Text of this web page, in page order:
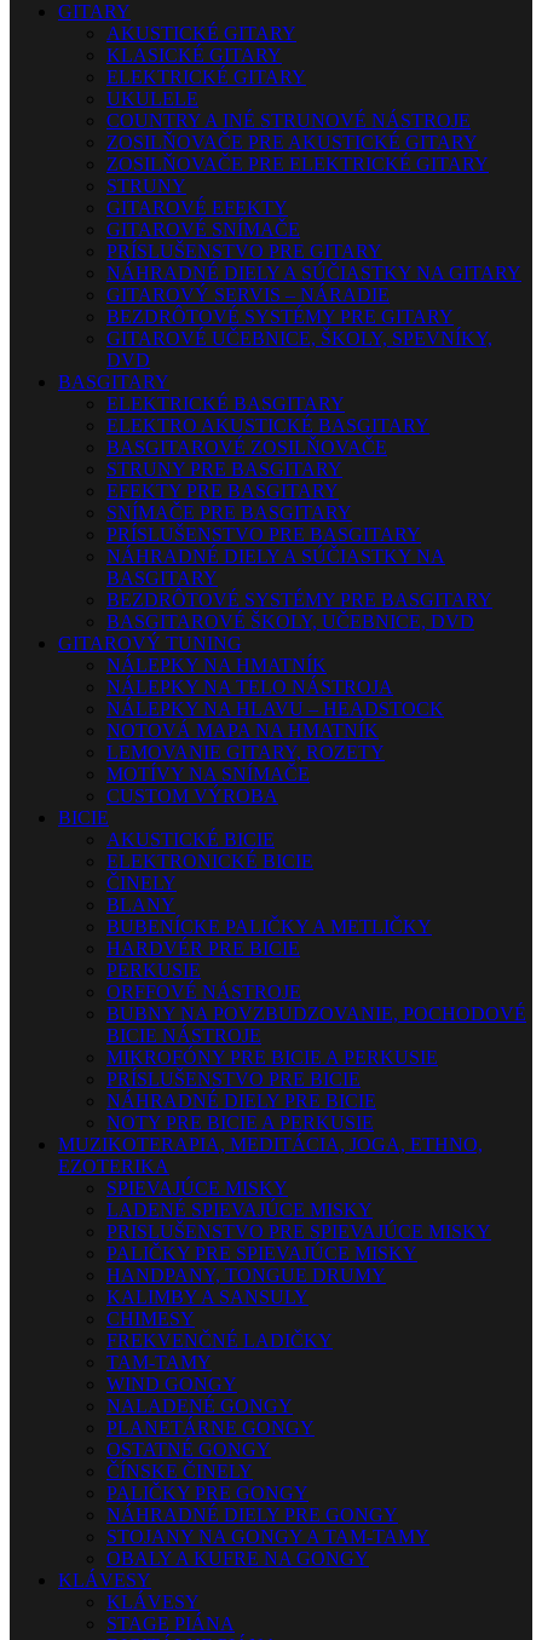
GITARY
AKUSTICKÉ GITARY
KLASICKÉ GITARY
ELEKTRICKÉ GITARY
UKULELE
COUNTRY A INÉ STRUNOVÉ NÁSTROJE
ZOSILŇOVAČE PRE AKUSTICKÉ GITARY
ZOSILŇOVAČE PRE ELEKTRICKÉ GITARY
STRUNY
GITAROVÉ EFEKTY
GITAROVÉ SNÍMAČE
PRÍSLUŠENSTVO PRE GITARY
NÁHRADNÉ DIELY A SÚČIASTKY NA GITARY
GITAROVÝ SERVIS – NÁRADIE
BEZDRÔTOVÉ SYSTÉMY PRE GITARY
GITAROVÉ UČEBNICE, ŠKOLY, SPEVNÍKY,
DVD
BASGITARY
ELEKTRICKÉ BASGITARY
ELEKTRO AKUSTICKÉ BASGITARY
BASGITAROVÉ ZOSILŇOVAČE
STRUNY PRE BASGITARY
EFEKTY PRE BASGITARY
SNÍMAČE PRE BASGITARY
PRÍSLUŠENSTVO PRE BASGITARY
NÁHRADNÉ DIELY A SÚČIASTKY NA
BASGITARY
BEZDRÔTOVÉ SYSTÉMY PRE BASGITARY
BASGITAROVÉ ŠKOLY, UČEBNICE, DVD
GITAROVÝ TUNING
NÁLEPKY NA HMATNÍK
NÁLEPKY NA TELO NÁSTROJA
NÁLEPKY NA HLAVU – HEADSTOCK
NOTOVÁ MAPA NA HMATNÍK
LEMOVANIE GITARY, ROZETY
MOTÍVY NA SNÍMAČE
CUSTOM VÝROBA
BICIE
AKUSTICKÉ BICIE
ELEKTRONICKÉ BICIE
ČINELY
BLANY
BUBENÍCKE PALIČKY A METLIČKY
HARDVÉR PRE BICIE
PERKUSIE
ORFFOVÉ NÁSTROJE
BUBNY NA POVZBUDZOVANIE, POCHODOVÉ
BICIE NÁSTROJE
MIKROFÓNY PRE BICIE A PERKUSIE
PRÍSLUŠENSTVO PRE BICIE
NÁHRADNÉ DIELY PRE BICIE
NOTY PRE BICIE A PERKUSIE
MUZIKOTERAPIA, MEDITÁCIA, JOGA, ETHNO,
EZOTERIKA
SPIEVAJÚCE MISKY
LADENÉ SPIEVAJÚCE MISKY
PRISLUŠENSTVO PRE SPIEVAJÚCE MISKY
PALIČKY PRE SPIEVAJÚCE MISKY
HANDPANY, TONGUE DRUMY
KALIMBY A SANSULY
CHIMESY
FREKVENČNÉ LADIČKY
TAM-TAMY
WIND GONGY
NALADENÉ GONGY
PLANETÁRNE GONGY
OSTATNÉ GONGY
ČÍNSKE ČINELY
PALIČKY PRE GONGY
NÁHRADNÉ DIELY PRE GONGY
STOJANY NA GONGY A TAM-TAMY
OBALY A KUFRE NA GONGY
KLÁVESY
KLÁVESY
STAGE PIÁNA